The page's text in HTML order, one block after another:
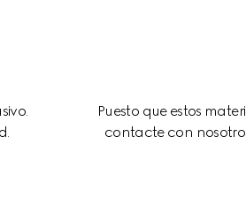
Puesto que estos
contacte con